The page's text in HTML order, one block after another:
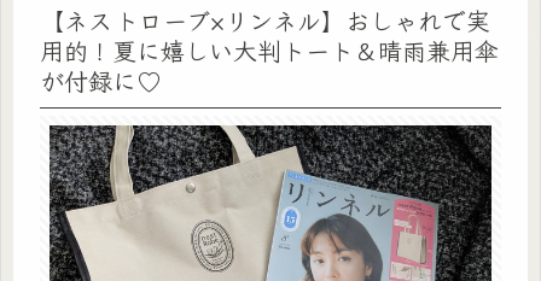
【ネストローブ×リンネル】おしゃれで実
用的！夏に嬉しい大判トート＆晴雨兼用傘
が付録に♡